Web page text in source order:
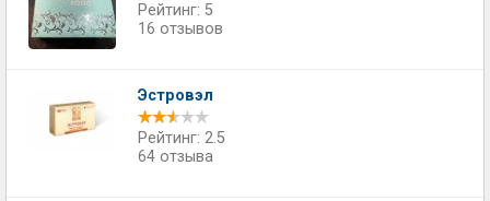
Рейтинг: 5
16 отзывов
Эстровэл
Рейтинг: 2.5
64 отзыва